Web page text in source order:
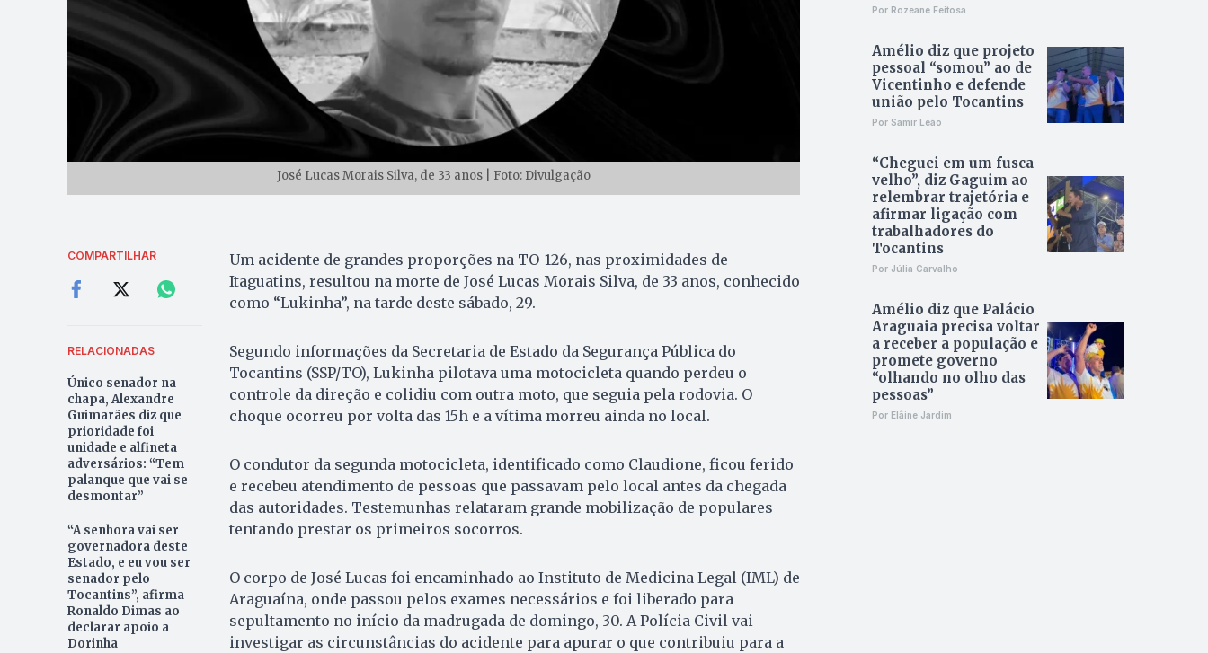
José Lucas Morais Silva, de 33 anos | Foto: Divulgação
COMPARTILHAR
RELACIONADAS
Único senador na
chapa, Alexandre
Guimarães diz que
prioridade foi
unidade e alfineta
adversários: “Tem
palanque que vai se
desmontar”
“A senhora vai ser
governadora deste
Estado, e eu vou ser
senador pelo
Tocantins”, afirma
Ronaldo Dimas ao
declarar apoio a
Dorinha
Um acidente de grandes proporções na TO-126, nas proximidades de
Itaguatins, resultou na morte de José Lucas Morais Silva, de 33 anos, conhecido
como “Lukinha”, na tarde deste sábado, 29.
Segundo informações da Secretaria de Estado da Segurança Pública do
Tocantins (SSP/TO), Lukinha pilotava uma motocicleta quando perdeu o
controle da direção e colidiu com outra moto, que seguia pela rodovia. O
choque ocorreu por volta das 15h e a vítima morreu ainda no local.
O condutor da segunda motocicleta, identificado como Claudione, ficou ferido
e recebeu atendimento de pessoas que passavam pelo local antes da chegada
das autoridades. Testemunhas relataram grande mobilização de populares
tentando prestar os primeiros socorros.
O corpo de José Lucas foi encaminhado ao Instituto de Medicina Legal (IML) de
Araguaína, onde passou pelos exames necessários e foi liberado para
sepultamento no início da madrugada de domingo, 30. A Polícia Civil vai
investigar as circunstâncias do acidente para apurar o que contribuiu para a
Por Rozeane Feitosa
Amélio diz que projeto
pessoal “somou” ao de
Vicentinho e defende
união pelo Tocantins
Por Samir Leão
“Cheguei em um fusca
velho”, diz Gaguim ao
relembrar trajetória e
afirmar ligação com
trabalhadores do
Tocantins
Por Júlia Carvalho
Amélio diz que Palácio
Araguaia precisa voltar
a receber a população e
promete governo
“olhando no olho das
pessoas”
Por Elâine Jardim